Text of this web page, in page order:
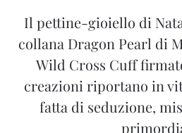
Il pettine-gioiello di
collana Dragon Pearl di
Wild Cross Cuff
creazioni riportano in
fatta di seduzione,